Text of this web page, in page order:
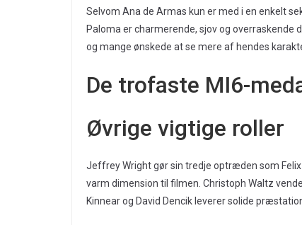
Selvom Ana de Armas kun er med i en enkelt
Paloma er charmerende, sjov og overraskende
og mange ønskede at se mere af hendes
De trofaste MI6-
Øvrige vigtige roller
Jeffrey Wright gør sin tredje optræden som
varm dimension til filmen. Christoph Waltz
Kinnear og David Dencik leverer solide